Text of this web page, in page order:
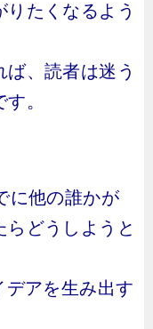
たくなるよう
、読者は迷う
。
に他の誰かが
どうしようと
アを生み出す